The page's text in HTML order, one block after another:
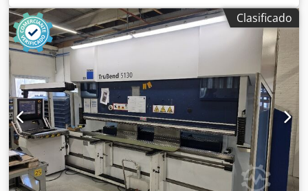
de entrada:380 V, tipo de corriente de entrada:trifásico,
fuerza de prensado:100 t, carrera:200 mm, velocidad de
funcionamiento:10 mm/s, velocidad de retroceso:
170
mm/s, profundidad de garganta:
, longitud total:
1.685 mm, ancho total:
3.200 mm, longitud de la pieza (máx.):3.200 mm, altura de
la pieza (máx.):370 mm , Ángulo de curvado (máx.):90 °,
número de husillos:4, espesor de chapa de aluminio
(máx.):6 mm, espesor chapa acero (máx.):4 mm, duración
de la garantía:12 meses, Estructura mecánica 1. Bastidor:
Estructura integral de chapa de acero de gran espesor
soldada, sometida a granallado para aliviar tensiones, con
alta resistencia a la torsión y estabilidad de precisión a
Clasificado